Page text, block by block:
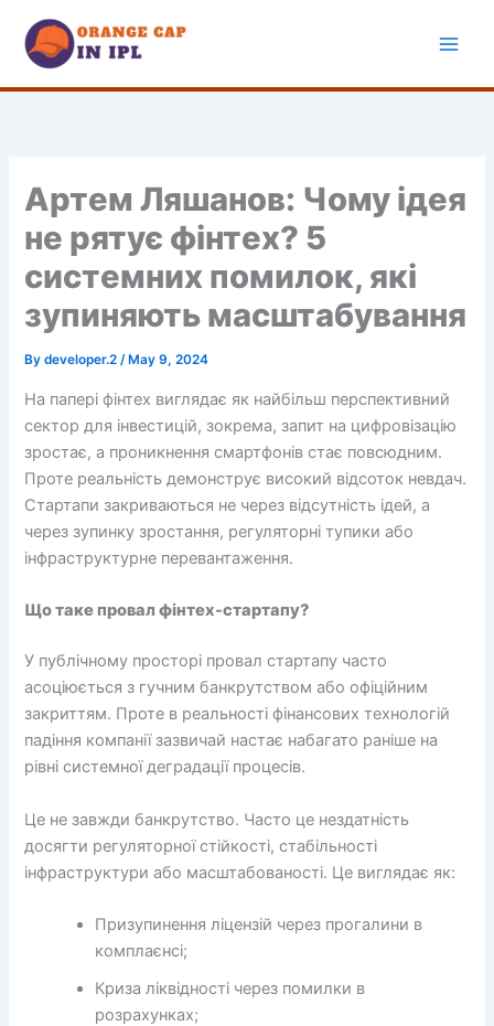
content
Артем Ляшанов: Чому ідея
не рятує фінтех? 5
системних помилок, які
зупиняють масштабування
Bydeveloper.2/ May 9, 2024
На папері фінтех виглядає як найбільш перспективний
сектор для інвестицій, зокрема, запит на цифровізацію
зростає, а проникнення смартфонів стає повсюдним.
Проте реальність демонструє високий відсоток невдач.
Стартапи закриваються не через відсутність ідей, а
через зупинку зростання, регуляторні тупики або
інфраструктурне перевантаження.
Що таке провал фінтех-стартапу?
У публічному просторі провал стартапу часто
асоціюється з гучним банкрутством або офіційним
закриттям. Проте в реальності фінансових технологій
падіння компанії зазвичай настає набагато раніше на
рівні системної деградації процесів.
Це не завжди банкрутство. Часто це нездатність
досягти регуляторної стійкості, стабільності
інфраструктури або масштабованості. Це виглядає як:
Призупинення ліцензій через прогалини в
комплаєнсі;
Криза ліквідності через помилки в
розрахунках;